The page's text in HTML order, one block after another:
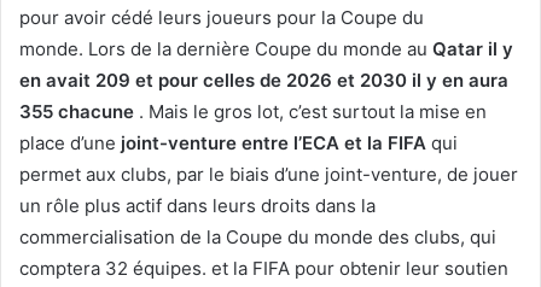
pour avoir cédé leurs joueurs pour la Coupe du
monde. Lors de la dernière Coupe du monde au Qatar il y
en avait 209 et pour celles de 2026 et 2030 il y en aura
355 chacune . Mais le gros lot, c’est surtout la mise en
place d’une joint-venture entre l’ECA et la FIFA qui
permet aux clubs, par le biais d’une joint-venture, de jouer
un rôle plus actif dans leurs droits dans la
commercialisation de la Coupe du monde des clubs, qui
comptera 32 équipes. et la FIFA pour obtenir leur soutien